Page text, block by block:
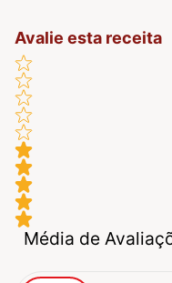
Avalie esta receita
Média de